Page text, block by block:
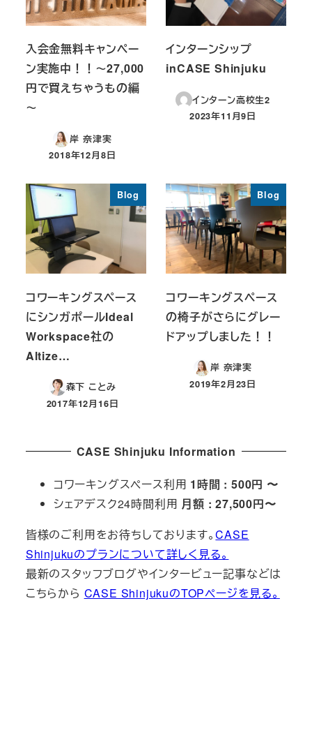
入会金無料キャンペー
ン実施中！！～27,000
円で買えちゃうもの編
～
岸 奈津実
投稿日
2018年12月8日
インターンシップ
inCASE Shinjuku
インターン高校生2
投稿日
2023年11月9日
Blog
コワーキングスペース
にシンガポールIdeal
Workspace社の
Altize…
森下 ことみ
投稿日
2017年12月16日
Blog
コワーキングスペース
の椅子がさらにグレー
ドアップしました！！
岸 奈津実
投稿日
2019年2月23日
CASE Shinjuku Information
コワーキングスペース利用 1時間 : 500円 〜
シェアデスク24時間利用 月額 : 27,500円〜
皆様のご利用をお待ちしております。CASE
Shinjukuのプランについて詳しく見る。
最新のスタッフブログやインタービュー記事などは
こちらから CASE ShinjukuのTOPページを見る。